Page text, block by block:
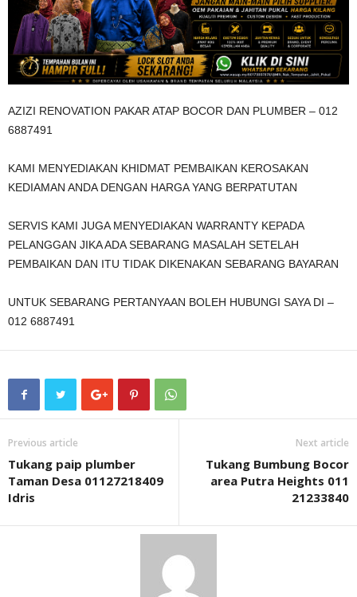
AZIZI RENOVATION PAKAR ATAP BOCOR DAN PLUMBER – 012
6887491
KAMI MENYEDIAKAN KHIDMAT PEMBAIKAN KEROSAKAN
KEDIAMAN ANDA DENGAN HARGA YANG BERPATUTAN
SERVIS KAMI JUGA MENYEDIAKAN WARRANTY KEPADA
PELANGGAN JIKA ADA SEBARANG MASALAH SETELAH
PEMBAIKAN DAN ITU TIDAK DIKENAKAN SEBARANG BAYARAN
UNTUK SEBARANG PERTANYAAN BOLEH HUBUNGI SAYA DI –
012 6887491
Previous article
Tukang paip plumber
Taman Desa 01127218409
Idris
Next article
Tukang Bumbung Bocor
area Putra Heights 011
21233840